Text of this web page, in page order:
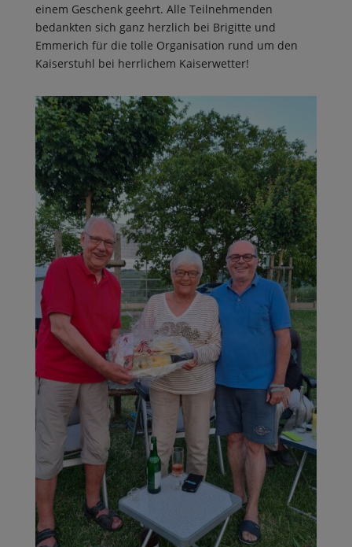
einem Geschenk geehrt. Alle Teilnehmenden
bedankten sich ganz herzlich bei Brigitte und
Emmerich für die tolle Organisation rund um den
Kaiserstuhl bei herrlichem Kaiserwetter!